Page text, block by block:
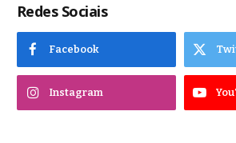
Redes Sociais
Facebook
Instagram